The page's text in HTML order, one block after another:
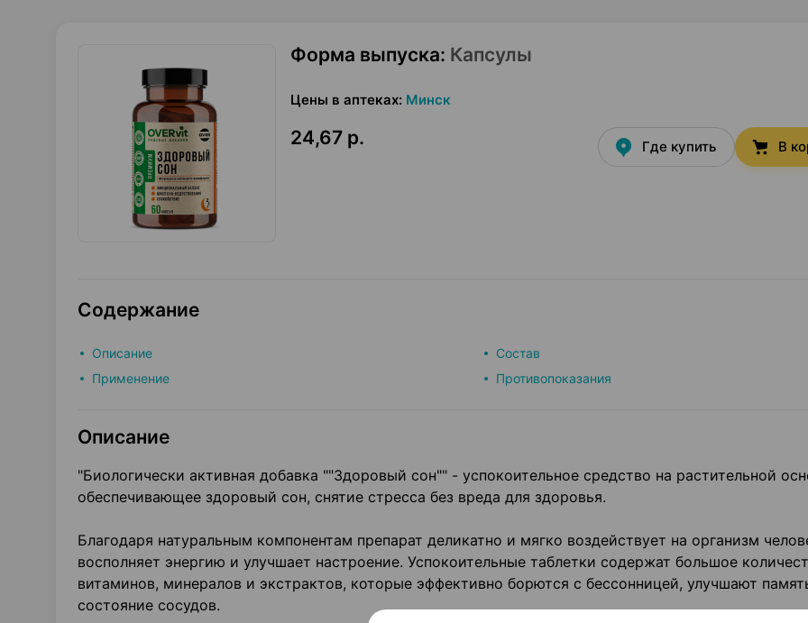
Форма выпуска: Капсулы
Цены в аптеках: Минск
24,67 р. Где купить В
Содержание
Описание
Применение
Состав
Противопоказания
Описание
"Биологически активная добавка ""Здоровый сон"" - успокоительное средство на растительной
обеспечивающее здоровый сон, снятие стресса без вреда для здоровья.
Благодаря натуральным компонентам препарат деликатно и мягко воздействует на организм
восполняет энергию и улучшает настроение. Успокоительные таблетки содержат большое
витаминов, минералов и экстрактов, которые эффективно борются с бессонницей, улучшают
состояние сосудов.